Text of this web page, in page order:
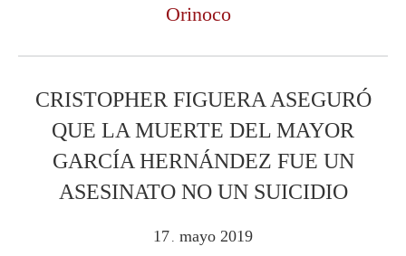
Orinoco
CRISTOPHER FIGUERA ASEGURÓ
QUE LA MUERTE DEL MAYOR
GARCÍA HERNÁNDEZ FUE UN
ASESINATO NO UN SUICIDIO
17 mayo 2019